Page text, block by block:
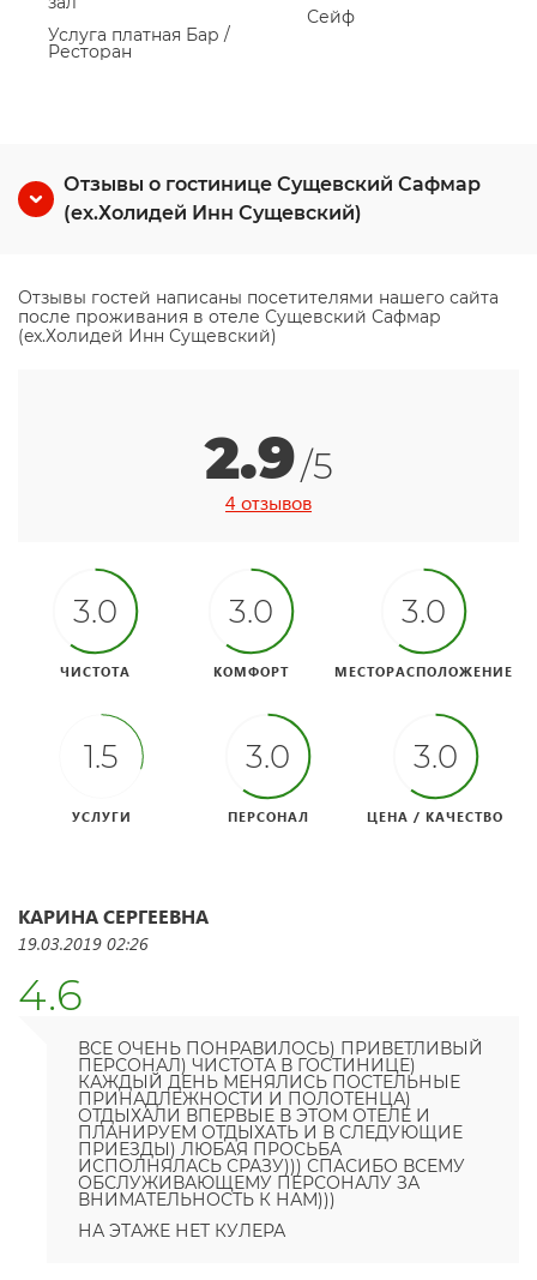
Услуга платная Бар /
Ресторан
Сейф
Отзывы о гостинице Сущевский Сафмар
(ex.Холидей Инн Сущевский)
Отзывы гостей написаны посетителями нашего сайта
после проживания в отеле Сущевский Сафмар
(ex.Холидей Инн Сущевский)
2.9/5
4 отзывов
3.0
ЧИСТОТА
3.0
КОМФОРТ
3.0
МЕСТОРАСПОЛОЖЕНИЕ
1.5
УСЛУГИ
3.0
ПЕРСОНАЛ
3.0
ЦЕНА / КАЧЕСТВО
КАРИНА СЕРГЕЕВНА
19.03.2019 02:26
4.6
ВСЕ ОЧЕНЬ ПОНРАВИЛОСЬ) ПРИВЕТЛИВЫЙ
ПЕРСОНАЛ) ЧИСТОТА В ГОСТИНИЦЕ)
КАЖДЫЙ ДЕНЬ МЕНЯЛИСЬ ПОСТЕЛЬНЫЕ
ПРИНАДЛЕЖНОСТИ И ПОЛОТЕНЦА)
ОТДЫХАЛИ ВПЕРВЫЕ В ЭТОМ ОТЕЛЕ И
ПЛАНИРУЕМ ОТДЫХАТЬ И В СЛЕДУЮЩИЕ
ПРИЕЗДЫ) ЛЮБАЯ ПРОСЬБА
ИСПОЛНЯЛАСЬ СРАЗУ))) СПАСИБО ВСЕМУ
ОБСЛУЖИВАЮЩЕМУ ПЕРСОНАЛУ ЗА
ВНИМАТЕЛЬНОСТЬ К НАМ)))
НА ЭТАЖЕ НЕТ КУЛЕРА